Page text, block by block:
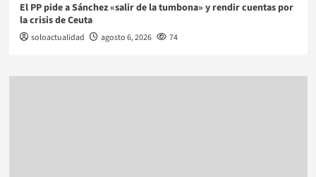
El PP pide a Sánchez «salir de la tumbona» y rendir cuentas por
la crisis de Ceuta
soloactualidad agosto 6, 2026 74